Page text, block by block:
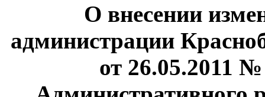
О внесении
администрации
от 26.05.2011